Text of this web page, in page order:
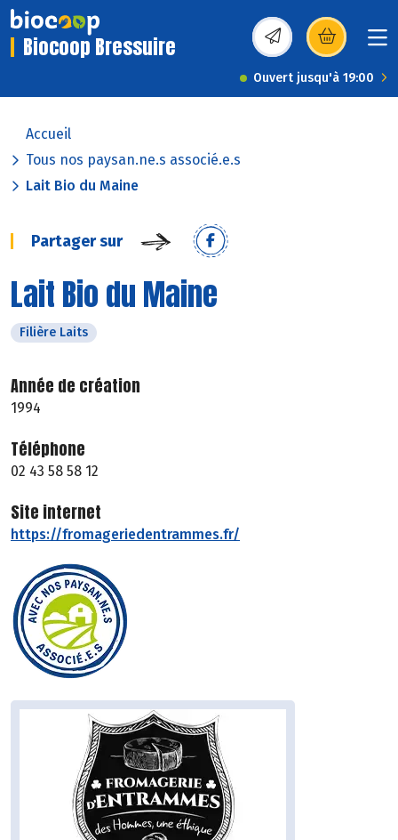
Biocoop Bressuire (s’ouvre dans une
Ouvert jusqu'à 19:00
Accueil
Tous nos paysan.ne.s associé.e.s
Lait Bio du Maine
Partager sur
Lait Bio du Maine
Filière Laits
Année de création
1994
Téléphone
02 43 58 58 12
Site internet
https://fromageriedentrammes.fr/